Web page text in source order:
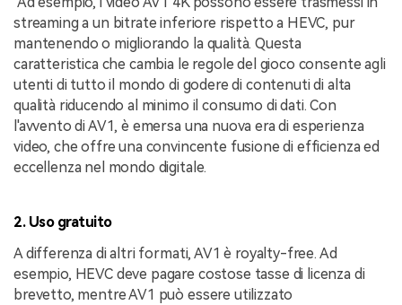
streaming a un bitrate inferiore rispetto a HEVC, pur
mantenendo o migliorando la qualità. Questa
caratteristica che cambia le regole del gioco consente agli
utenti di tutto il mondo di godere di contenuti di alta
qualità riducendo al minimo il consumo di dati. Con
l'avvento di AV1, è emersa una nuova era di esperienza
video, che offre una convincente fusione di efficienza ed
eccellenza nel mondo digitale.
2. Uso gratuito
A differenza di altri formati, AV1 è royalty-free. Ad
esempio, HEVC deve pagare costose tasse di licenza di
brevetto, mentre AV1 può essere utilizzato